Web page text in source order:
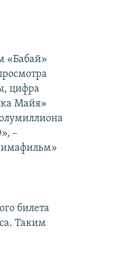
«Бабай»
цифра
Майя»
–
билета
Таким